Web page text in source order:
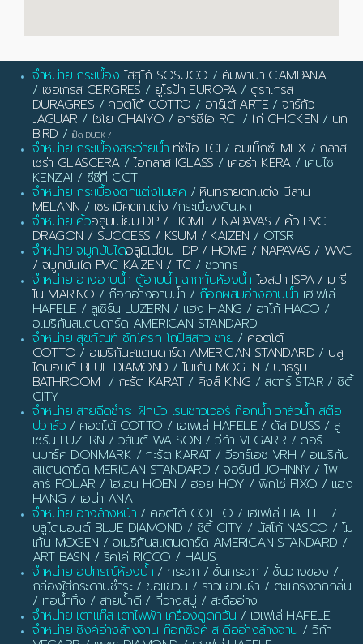
จำหน่าย กระเบื้อง โสสุโก้ SOSUCO / คัมพานา CAMPANA
/ เซอเกรส CERGRES / ยูโรป้า EUROPA/ ดูราเกรส
DURAGRES / คอตโต้ COTTO / อาร์เต้ ARTE /จาร์กัว
JAGUAR / ไชโย CHAIYO / อาร์ซีไอ RCI /ไก่ CHICKEN / นก
BIRD / เป็ด DUCK /
จำหน่าย กระเบื้องสระว่ายน้ำ ทีซีไอ TCI / อิมเม็กซ์ IMEX/ กลาส
เซร่า GLASCERA/ไอกลาส IGLASS / เคอร่า KERA/ เคนไซ
KENZAI / ซีซีที CCT
จำหน่าย กระเบื้องตกแต่งโมเสค / หินทรายตกแต่ง มีลาน
MELANN / เซรามิคตกแต่ง /กระเบื้องดินเผา
จำหน่าย คิ้วอลูมิเนียม DP / HOME / NAPAVAS / คิ้ว PVC
DRAGON / SUCCESS / KSUM / KAIZEN / OTSR
จำหน่าย จมูกบันไดอลูมิเนียม DP / HOME / NAPAVAS / WVC
/ จมูกบันได PVC KAIZEN / TC / ชวากร
จำหน่าย อ่างอาบน้ำ ตู้อาบน้ำ ฉากกั้นห้องน้ำ ไอสปา ISPA / มารี
โน MARINO / ก๊อกอ่างอาบน้ำ / ก๊อกผสมอ่างอาบน้ำ เฮเฟเล่
HAFELE / ลูเซิร์น LUZERN / แฮง HANG / ฮาโก้ HACO /
อเมริกันสแตนดาร์ด AMERICAN STANDARD
จำหน่าย สุขภัณฑ์ ชักโครก โถปัสสาวะชาย / คอตโต้
COTTO / อเมริกันสแตนดาร์ด AMERICAN STANDARD / บลู
ไดมอนด์ BLUE DIAMOND / โมเก้น MOGEN / บาธรูม
BATHROOM / กะรัต KARAT/ คิงส์ KING / สตาร์ STAR / ซิตี้
CITY
จำหน่าย สายฉีดชำระ ฝักบัว เรนชาวเวอร์ ก๊อกน้ำ วาล์วน้ำ สต๊อ
ปวาล์ว / คอตโต้ COTTO / เฮเฟเล่ HAFELE / ดัส DUSS / ลู
เซิร์น LUZERN / วสันต์ WATSON / วีก้า VEGARR / ดอร์
นมาร์ค DONMARK / กะรัต KARAT / วีอาร์เอช VRH / อเมริกัน
สแตนดาร์ด MERICAN STANDARD / จอร์นนี JOHNNY / โพ
ลาร์ POLAR / โฮเอ่น HOEN / ฮอย HOY / พิกโซ่ PIXO / แฮง
HANG / เอน่า ANA
จำหน่าย อ่างล้างหน้า / คอตโต้ COTTO / เฮเฟเล่ HAFELE /
บลูไดมอนด์ BLUE DIAMOND / ซิตี้ CITY / นัสโก้ NASCO / โม
เก้น MOGEN / อเมริกันสแตนดาร์ด AMERICAN STANDARD /
ART BASIN / ริคโค่ RICCO / HAUS
จำหน่าย อุปกรณ์ห้องน้ำ / กระจก / ชั้นกระจก / ชั้นวางของ /
กล่องใส่กระดาษชำระ / ขอแขวน / ราวแขวนผ้า / ตะแกรงดักกลิ่น
/ ท่อน้ำทิ้ง / สายน้ำดี / ที่วางสบู่ / สะดืออ่าง
จำหน่าย เตาแก๊ส เตาไฟฟ้า เครื่องดูดควัน / เฮเฟเล่ HAFELE
จำหน่าย ซิงค์อ่างล้างจาน ก๊อกซิงค์ สะดืออ่างล้างจาน / วีก้า